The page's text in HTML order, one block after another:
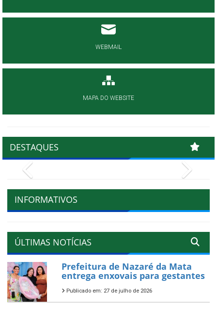
WEBMAIL
MAPA DO WEBSITE
DESTAQUES
INFORMATIVOS
ÚLTIMAS NOTÍCIAS
Prefeitura de Nazaré da Mata
entrega enxovais para gestantes
Publicado em: 27 de julho de 2026